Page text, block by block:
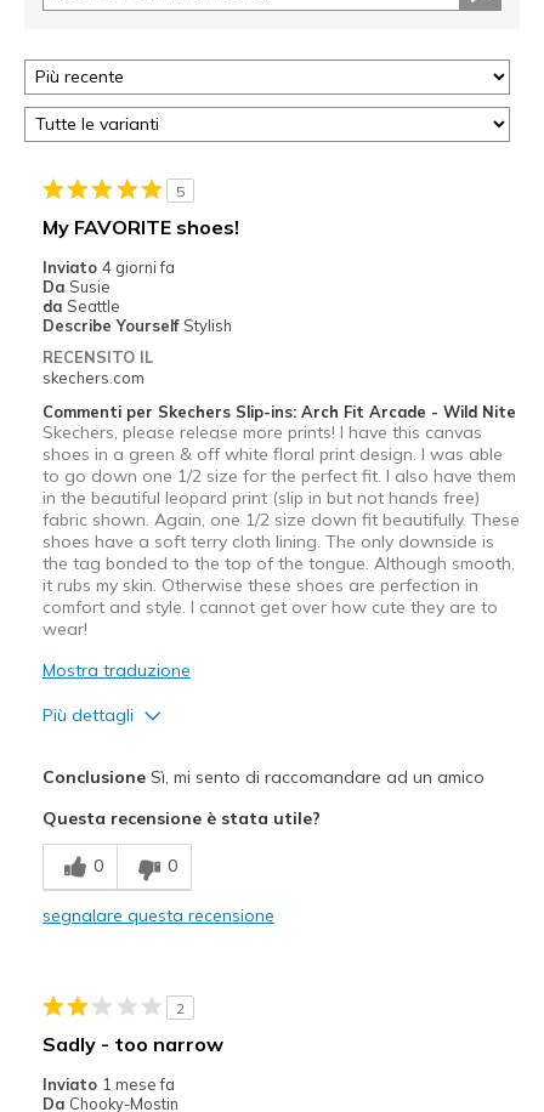
5
My FAVORITE shoes!
Inviato 4 giorni fa
Da Susie
da Seattle
Describe Yourself Stylish
RECENSITO IL
skechers.com
Commenti per Skechers Slip-ins: Arch Fit Arcade - Wild Nite
Skechers, please release more prints! I have this canvas
shoes in a green & off white floral print design. I was able
to go down one 1/2 size for the perfect fit. I also have them
in the beautiful leopard print (slip in but not hands free)
fabric shown. Again, one 1/2 size down fit beautifully. These
shoes have a soft terry cloth lining. The only downside is
the tag bonded to the top of the tongue. Although smooth,
it rubs my skin. Otherwise these shoes are perfection in
comfort and style. I cannot get over how cute they are to
wear!
Mostra traduzione
Più dettagli
Breathe Well
Comfortable
Migliori Utilizzi:
ConclusioneSì, mi sento di raccomandare ad un amico
Questa recensione è stata utile?
0 0
segnalare questa recensione
2
Sadly - too narrow
Inviato 1 mese fa
Da Chooky-Mostin